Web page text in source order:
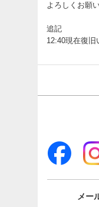
よろしくお願
追記
12:40現在復旧
メー